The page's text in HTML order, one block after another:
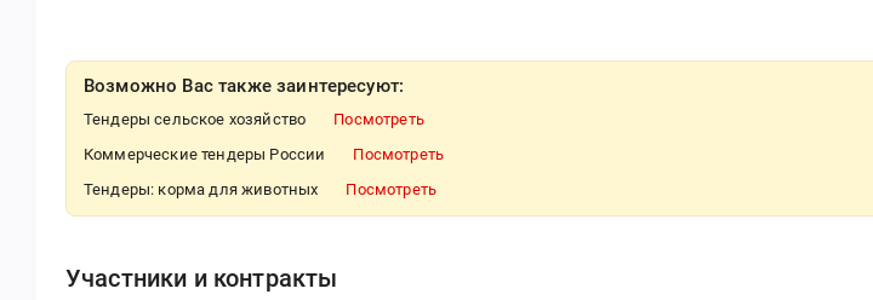
Возможно Вас также заинтересуют:
Тендеры сельское хозяйство
Посмотреть
Коммерческие тендеры России
Посмотреть
Тендеры: корма для животных
Посмотреть
Участники и контракты